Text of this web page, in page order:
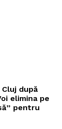
Cluj după
elimina pe
pentru